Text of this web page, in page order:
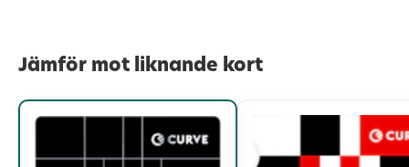
Jämför mot liknande kort